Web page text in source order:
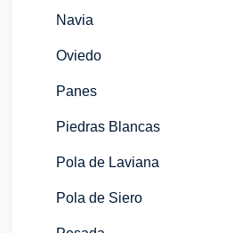
Navia
Oviedo
Panes
Piedras Blancas
Pola de Laviana
Pola de Siero